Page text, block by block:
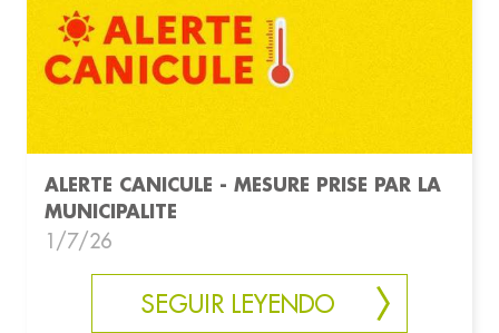
ALERTE CANICULE - MESURE PRISE PAR LA
MUNICIPALITE
1/7/26
SEGUIR LEYENDO